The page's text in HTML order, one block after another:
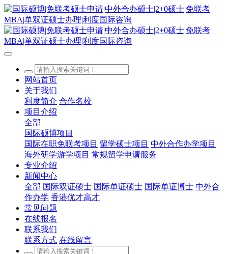
网站首页
关于我们
利度简介 合作名校
项目介绍
全部
国际硕博项目
国际在职免联考项目 留学硕士项目 中外合作办学项目
海外研学游学项目 常规留学申请服务
专业介绍
新闻中心
全部 国际双证硕士 国际单证硕士 国际单证博士 中外合
作办学 香港优才高才
常见问题
在线报名
联系我们
联系方式 在线留言